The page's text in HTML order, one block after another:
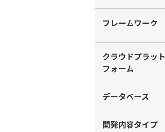
フレームワーク
クラウドプラット
フォーム
データベース
開発内容タイプ